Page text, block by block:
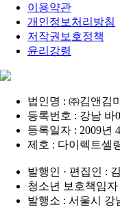
이용약관
개인정보처리방침
저작권보호정책
윤리강령
법인명 : ㈜김앤김
등록번호 : 강남 바
등록일자 : 2009년
제호 : 다이렉트셀
발행인 · 편집인 :
청소년 보호책임자
발행소 : 서울시 강